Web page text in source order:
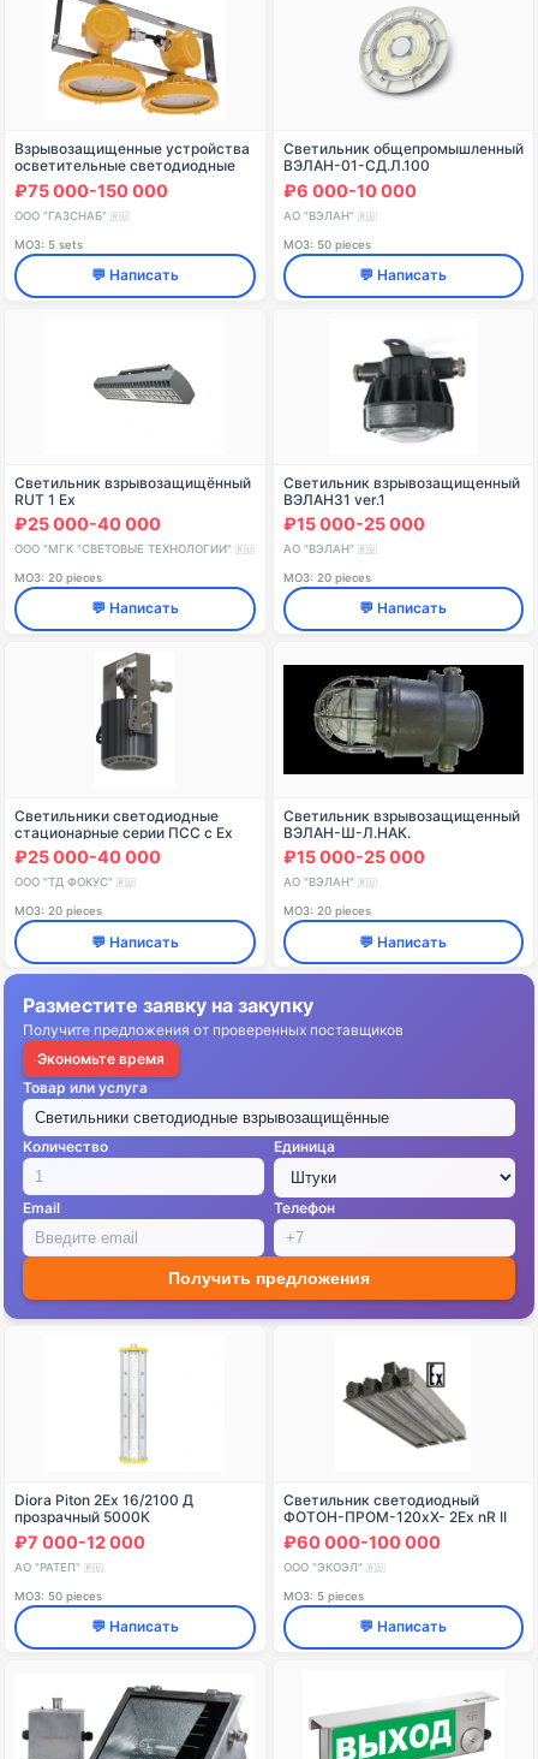
Взрывозащищенные устройства
осветительные светодиодные
серии ДСП02 М
₽75 000-150 000
ООО "ГАЗСНАБ" 🇷🇺
МОЗ: 5 sets
💬 Написать
Светильник общепромышленный
ВЭЛАН-01-СД.Л.100
₽6 000-10 000
АО "ВЭЛАН" 🇷🇺
МОЗ: 50 pieces
💬 Написать
Светильник взрывозащищённый
RUT 1 Ex
₽25 000-40 000
ООО "МГК "СВЕТОВЫЕ ТЕХНОЛОГИИ" 🇷🇺
МОЗ: 20 pieces
💬 Написать
Светильник взрывозащищенный
ВЭЛАН31 ver.1
₽15 000-25 000
АО "ВЭЛАН" 🇷🇺
МОЗ: 20 pieces
💬 Написать
Светильники светодиодные
стационарные серии ПСС с Ex
маркировкой ПСС-60 1Ex
₽25 000-40 000
ООО "ТД ФОКУС" 🇷🇺
МОЗ: 20 pieces
💬 Написать
Светильник взрывозащищенный
ВЭЛАН-Ш-Л.НАК.
₽15 000-25 000
АО "ВЭЛАН" 🇷🇺
МОЗ: 20 pieces
💬 Написать
Разместите заявку на закупку
Получите предложения от проверенных поставщиков
Экономьте время
Товар или услуга
Количество Единица
Email Телефон
Получить предложения
Diora Piton 2Ex 16/2100 Д
прозрачный 5000К
₽7 000-12 000
АО "РАТЕП" 🇷🇺
МОЗ: 50 pieces
💬 Написать
Светильник светодиодный
ФОТОН-ПРОМ-120хХ- 2Ex nR II
T6 Gb / Ex tc IIIC T67C Dc Х
₽60 000-100 000
ООО "ЭКОЭЛ" 🇷🇺
МОЗ: 5 pieces
💬 Написать